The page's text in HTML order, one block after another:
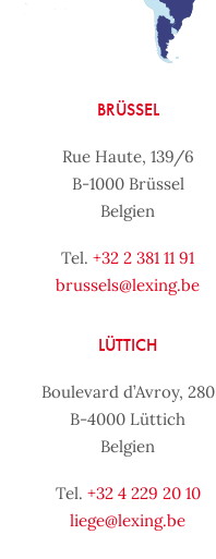
BRÜSSEL
Rue Haute, 139/6
B-1000 Brüssel
Belgien
Tel. +32 2 381 11 91
brussels@lexing.be
LÜTTICH
Boulevard d’Avroy, 280
B-4000 Lüttich
Belgien
Tel. +32 4 229 20 10
liege@lexing.be